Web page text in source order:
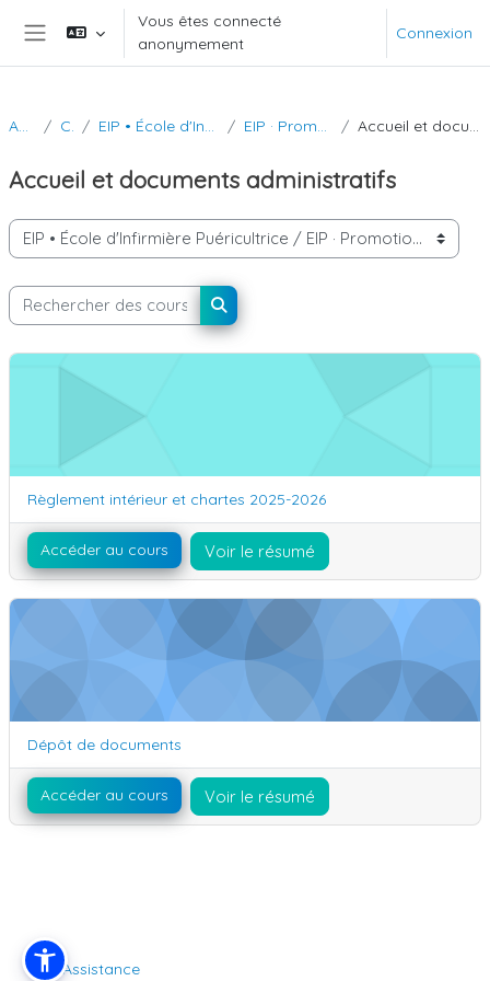
Passer au contenu principal
Panneau latéral
Vous êtes connecté
anonymement
Connexion
Accueil Cours EIP • École d'Infirmière Puéricultrice EIP · Promotion 2025-2026 Accueil et documents administratifs
Accueil et documents administratifs
Catégories de cours
Rechercher des cours
Rechercher des cours
Règlement intérieur et chartes 2025-2026
Nom du cours
Règlement intérieur et chartes 2025-2026
Accéder au cours Voir le résumé
Dépôt de documents
Nom du cours
Dépôt de documents
Accéder au cours Voir le résumé
Assistance